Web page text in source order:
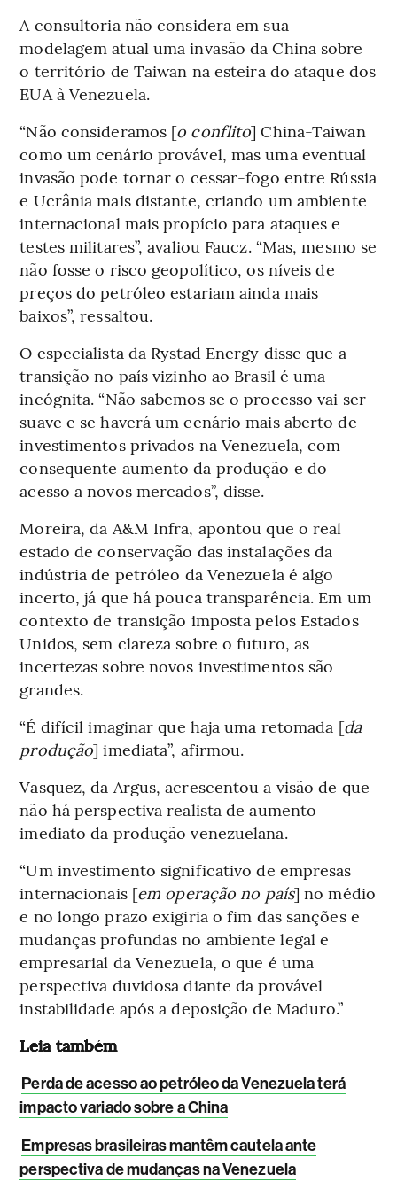
A consultoria não considera em sua
modelagem atual uma invasão da China sobre
o território de Taiwan na esteira do ataque dos
EUA à Venezuela.
“Não consideramos [o conflito] China-Taiwan
como um cenário provável, mas uma eventual
invasão pode tornar o cessar-fogo entre Rússia
e Ucrânia mais distante, criando um ambiente
internacional mais propício para ataques e
testes militares”, avaliou Faucz. “Mas, mesmo se
não fosse o risco geopolítico, os níveis de
preços do petróleo estariam ainda mais
baixos”, ressaltou.
O especialista da Rystad Energy disse que a
transição no país vizinho ao Brasil é uma
incógnita. “Não sabemos se o processo vai ser
suave e se haverá um cenário mais aberto de
investimentos privados na Venezuela, com
consequente aumento da produção e do
acesso a novos mercados”, disse.
Moreira, da A&M Infra, apontou que o real
estado de conservação das instalações da
indústria de petróleo da Venezuela é algo
incerto, já que há pouca transparência. Em um
contexto de transição imposta pelos Estados
Unidos, sem clareza sobre o futuro, as
incertezas sobre novos investimentos são
grandes.
“É difícil imaginar que haja uma retomada [da
produção] imediata”, afirmou.
Vasquez, da Argus, acrescentou a visão de que
não há perspectiva realista de aumento
imediato da produção venezuelana.
“Um investimento significativo de empresas
internacionais [em operação no país] no médio
e no longo prazo exigiria o fim das sanções e
mudanças profundas no ambiente legal e
empresarial da Venezuela, o que é uma
perspectiva duvidosa diante da provável
instabilidade após a deposição de Maduro.”
Leia também
Perda de acesso ao petróleo da Venezuela terá
impacto variado sobre a China
Empresas brasileiras mantêm cautela ante
perspectiva de mudanças na Venezuela